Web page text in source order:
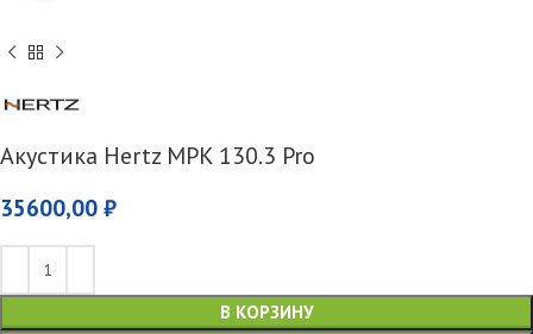
Акустика Hertz MPK 130.3 Pro
35600,00 ₽
В КОРЗИНУ